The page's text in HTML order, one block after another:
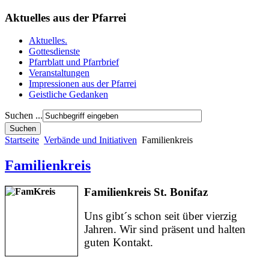
Aktuelles aus der Pfarrei
Aktuelles.
Gottesdienste
Pfarrblatt und Pfarrbrief
Veranstaltungen
Impressionen aus der Pfarrei
Geistliche Gedanken
Suchen ...
Startseite Verbände und Initiativen Familienkreis
Familienkreis
Familienkreis St. Bonifaz
Uns gibt´s schon seit über vierzig
Jahren. Wir sind präsent und halten
guten Kontakt.